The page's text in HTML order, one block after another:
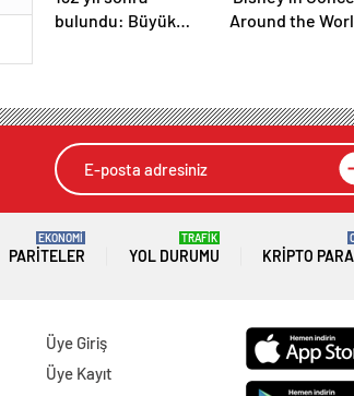
bulundu: Büyük
Around the
PARITELER
EKONOMİ
YOL DURUMU
TRAFİK
KRIPTO
Üye Giriş
Üye Kayıt